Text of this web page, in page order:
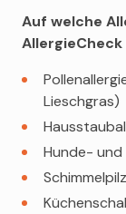
Auf welche
Lieschgras)
Hunde- und